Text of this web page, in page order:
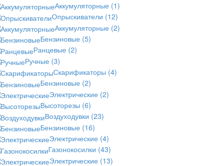
Аккумуляторные (1)
Опрыскиватели (12)
Аккумуляторные (2)
Бензиновые (5)
Ранцевые (2)
Ручные (3)
Скарификаторы (4)
Бензиновые (2)
Электрические (2)
Высоторезы (6)
Воздуходувки (23)
Бензиновые (16)
Электрические (4)
Газонокосилки (43)
Электрические (13)